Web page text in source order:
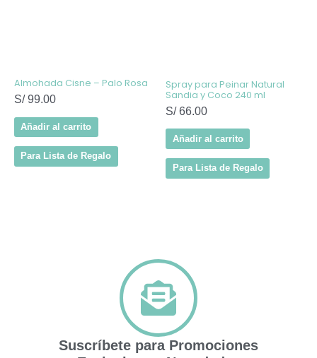
Almohada Cisne – Palo Rosa
S/99.00
Añadir al carrito
Para Lista de Regalo
Spray para Peinar Natural
Sandia y Coco 240 ml
S/66.00
Añadir al carrito
Para Lista de Regalo
Suscríbete para Promociones